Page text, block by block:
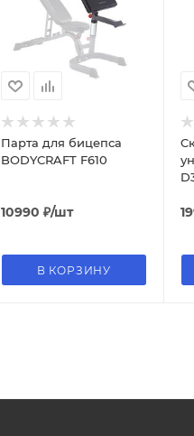
Парта для бицепса
BODYCRAFT F610
10990 ₽/шт
В КОРЗИНУ